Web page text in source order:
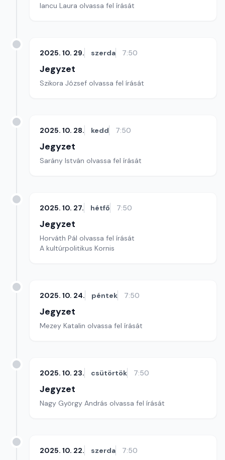
Iancu Laura olvassa fel írását
2025. 10. 29. szerda 7:50
Jegyzet
Szikora József olvassa fel írását
2025. 10. 28. kedd 7:50
Jegyzet
Sarány István olvassa fel írását
2025. 10. 27. hétfő 7:50
Jegyzet
Horváth Pál olvassa fel írását
A kultúrpolitikus Kornis
2025. 10. 24. péntek 7:50
Jegyzet
Mezey Katalin olvassa fel írását
2025. 10. 23. csütörtök 7:50
Jegyzet
Nagy György András olvassa fel írását
2025. 10. 22. szerda 7:50